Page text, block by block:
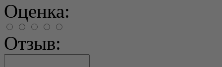
Оценка:
Отзыв: